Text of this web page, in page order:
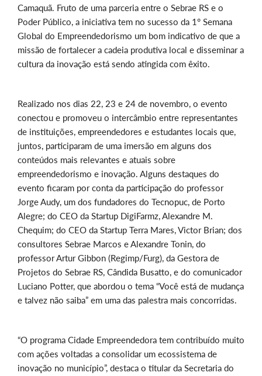
Camaquã. Fruto de uma parceria entre o Sebrae RS e o
Poder Público, a iniciativa tem no sucesso da 1° Semana
Global do Empreendedorismo um bom indicativo de que a
missão de fortalecer a cadeia produtiva local e disseminar a
cultura da inovação está sendo atingida com êxito.
Realizado nos dias 22, 23 e 24 de novembro, o evento
conectou e promoveu o intercâmbio entre representantes
de instituições, empreendedores e estudantes locais que,
juntos, participaram de uma imersão em alguns dos
conteúdos mais relevantes e atuais sobre
empreendedorismo e inovação. Alguns destaques do
evento ficaram por conta da participação do professor
Jorge Audy, um dos fundadores do Tecnopuc, de Porto
Alegre; do CEO da Startup DigiFarmz, Alexandre M.
Chequim; do CEO da Startup Terra Mares, Victor Brian; dos
consultores Sebrae Marcos e Alexandre Tonin, do
professor Artur Gibbon (Regimp/Furg), da Gestora de
Projetos do Sebrae RS, Cândida Busatto, e do comunicador
Luciano Potter, que abordou o tema “Você está de mudança
e talvez não saiba” em uma das palestra mais concorridas.
“O programa Cidade Empreendedora tem contribuído muito
com ações voltadas a consolidar um ecossistema de
inovação no município”, destaca o titular da Secretaria do